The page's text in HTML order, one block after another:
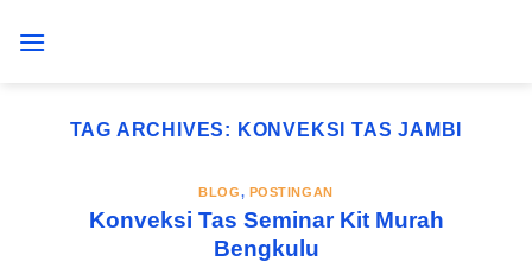
TAG ARCHIVES: KONVEKSI TAS JAMBI
BLOG, POSTINGAN
Konveksi Tas Seminar Kit Murah
Bengkulu